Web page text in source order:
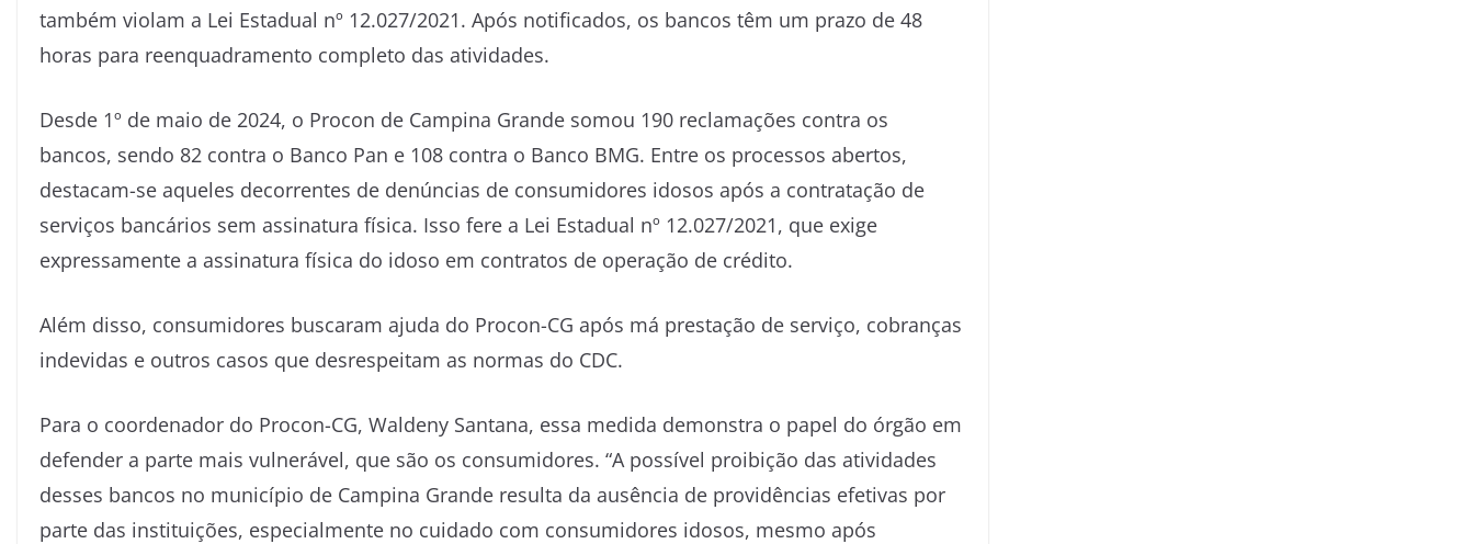
também violam a Lei Estadual nº 12.027/2021. Após notificados, os bancos têm um prazo de 48
horas para reenquadramento completo das atividades.
Desde 1º de maio de 2024, o Procon de Campina Grande somou 190 reclamações contra os
bancos, sendo 82 contra o Banco Pan e 108 contra o Banco BMG. Entre os processos abertos,
destacam-se aqueles decorrentes de denúncias de consumidores idosos após a contratação de
serviços bancários sem assinatura física. Isso fere a Lei Estadual nº 12.027/2021, que exige
expressamente a assinatura física do idoso em contratos de operação de crédito.
Além disso, consumidores buscaram ajuda do Procon-CG após má prestação de serviço, cobranças
indevidas e outros casos que desrespeitam as normas do CDC.
Para o coordenador do Procon-CG, Waldeny Santana, essa medida demonstra o papel do órgão em
defender a parte mais vulnerável, que são os consumidores. “A possível proibição das atividades
desses bancos no município de Campina Grande resulta da ausência de providências efetivas por
parte das instituições, especialmente no cuidado com consumidores idosos, mesmo após